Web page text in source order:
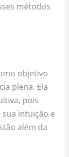
métodos
objetivo
plena. Ela
pois
intuição e
além da